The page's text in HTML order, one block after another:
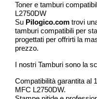
Toner e tamburi
L2750DW
Su Pilogico.com trovi
tamburi compatibili per
progettati per offrirti la
prezzo.
I nostri Tamburi sono la
Compatibilità garantita al
MFC L2750DW.